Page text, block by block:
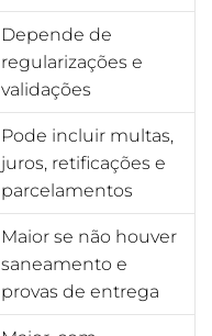
Depende de
regularizações e
validações
Pode incluir multas,
juros, retificações e
parcelamentos
Maior se não houver
saneamento e
provas de entrega